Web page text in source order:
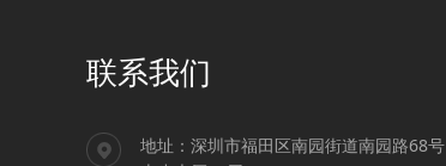
联系我们
地址： 深圳市福田区南园街道南园路68号